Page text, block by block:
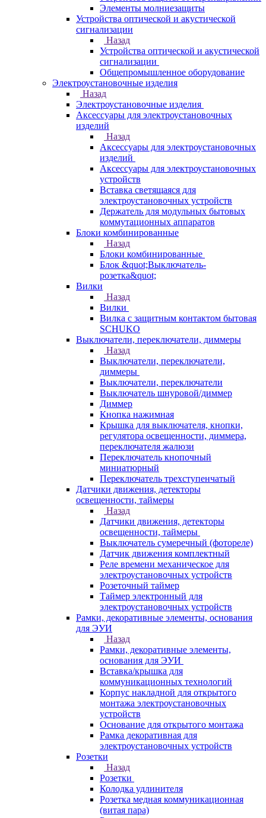
Элементы молниезащиты
Устройства оптической и акустической
сигнализации
Назад
Устройства оптической и акустической
сигнализации
Общепромышленное оборудование
Электроустановочные изделия
Назад
Электроустановочные изделия
Аксессуары для электроустановочных
изделий
Назад
Аксессуары для электроустановочных
изделий
Аксессуары для электроустановочных
устройств
Вставка светящаяся для
электроустановочных устройств
Держатель для модульных бытовых
коммутационных аппаратов
Блоки комбинированные
Назад
Блоки комбинированные
Блок &quot;Выключатель-
розетка&quot;
Вилки
Назад
Вилки
Вилка с защитным контактом бытовая
SCHUKO
Выключатели, переключатели, диммеры
Назад
Выключатели, переключатели,
диммеры
Выключатели, переключатели
Выключатель шнуровой/диммер
Диммер
Кнопка нажимная
Крышка для выключателя, кнопки,
регулятора освещенности, диммера,
переключателя жалюзи
Переключатель кнопочный
миниатюрный
Переключатель трехступенчатый
Датчики движения, детекторы
освещенности, таймеры
Назад
Датчики движения, детекторы
освещенности, таймеры
Выключатель сумеречный (фотореле)
Датчик движения комплектный
Реле времени механическое для
электроустановочных устройств
Розеточный таймер
Таймер электронный для
электроустановочных устройств
Рамки, декоративные элементы, основания
для ЭУИ
Назад
Рамки, декоративные элементы,
основания для ЭУИ
Вставка/крышка для
коммуникационных технологий
Корпус накладной для открытого
монтажа электроустановочных
устройств
Основание для открытого монтажа
Рамка декоративная для
электроустановочных устройств
Розетки
Назад
Розетки
Колодка удлинителя
Розетка медная коммуникационная
(витая пара)